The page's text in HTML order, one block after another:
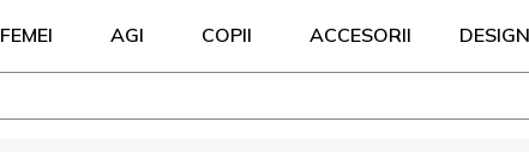
FEMEI AGI COPII ACCESORII